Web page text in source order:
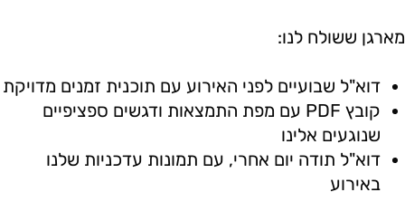
מארגן ששולח לנו:
דוא"ל שבועיים לפני האירוע עם תוכנית זמנים מדויקת
קובץ PDF עם מפת התמצאות ודגשים ספציפיים
שנוגעים אלינו
דוא"ל תודה יום אחרי, עם תמונות עדכניות שלנו
באירוע